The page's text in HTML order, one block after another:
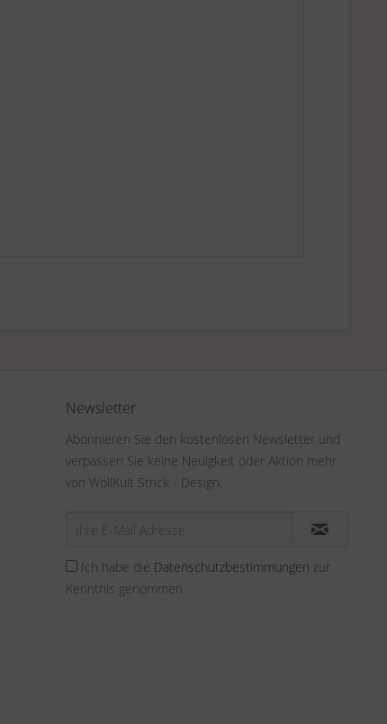
Newsletter
Abonnieren Sie den kostenlosen Newsletter und
verpassen Sie keine Neuigkeit oder Aktion mehr
von WollKult Strick - Design.
Ich habe die Datenschutzbestimmungen zur
Kenntnis genommen.